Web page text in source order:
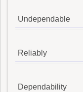
Undependable
Reliably
Dependability